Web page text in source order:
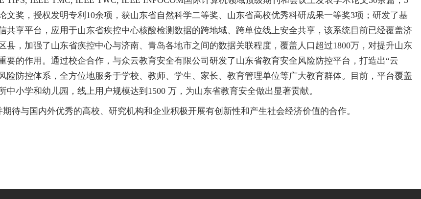
文奖，授权发明专利10余项，获山东省自然科学二等奖、山东省高校优秀科研成果一等奖3项；研发了基
共享平台，应用于山东省疾控中心核酸检测数据的跨地域、跨单位线上安全共享，该系统目前已经覆盖济
县，加强了山东省疾控中心与济南、青岛各地市之间的数据关联程度，覆盖人口超过1800万，对提升山东
要的作用。通过校企合作，与众云教育安全有限公司研发了山东省教育安全风险防控平台，打造出“云
险防控体系，全方位地服务于学校、教师、学生、家长、教育管理单位等广大教育群体。目前，平台覆盖
中小学和幼儿园，线上用户规模达到1500 万，为山东省教育安全做出显著贡献。
待与国内外优秀的高校、研究机构和企业积极开展有创新性和产生社会经济价值的合作。